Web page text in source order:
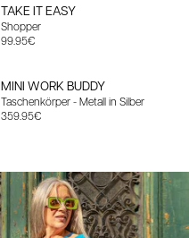
TAKE IT EASY
Shopper
Angebotspreis
99.95€
MINI WORK BUDDY
Taschenkörper - Metall in Silber
Angebotspreis
359.95€